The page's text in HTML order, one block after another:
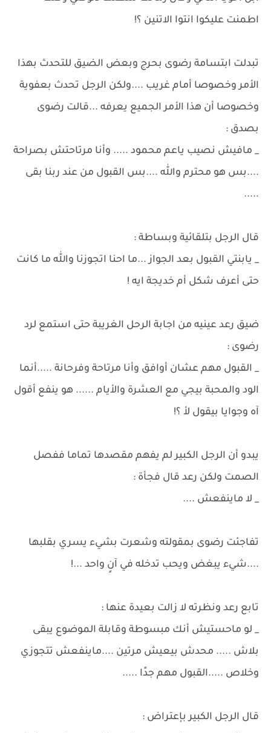
اطمنت عليكوا انتوا الاتنين ؟!
تبدلت ابتسامة رضوى بحرج وبعض الضيق للتحدث بهذا
الأمر وخصوصا أمام غريب ....ولكن الرجل تحدث بعفوية
وخصوصا أن هذا الأمر الجميع يعرفه ...قالت رضوى
بصدق :
_ مافيش نصيب ياعم محمود ..... وأنا مرتاحتش بصراحة
....بس هو محترم والله ....بس القبول من عند ربنا بقى
.....
قال الرجل بتلقائية وبساطة :
_ يابنتي القبول بعد الجواز ...ما احنا اتجوزنا والله ما كانت
حتى أعرف شكل أم خديجة ايه !
ضيق رعد عينيه من اجابة الرحل الغريبة حتى استمع لرد
رضوى :
_ القبول مهم عشان أوافق وأنا مرتاحة وفرحانة .....أنما
الود والمحبة بيجي مع العشرة والأيام ...... هو ينفع أقول
آه وجوايا بيقول لأ ؟!
يبدو أن الرجل الكبير لم يفهم مقصدها تماما ففصل
الصمت ولكن رعد قال فجأة :
_ لا ماينفعش ....
تفاجئت رضوى بمقولته وشعرت بشيء يسري بقلبها
....شيء يبغض ويحب تدخله في آنٍ واحد ...!
تابع رعد ونظرته لا زالت بعيدة عنها :
_ لو ماحستيش أنك مبسوطة وقابلة الموضوع يبقى
بلاش ..... محدش بيعيش مرتين ....ماينفعش تتجوزي
وخلاص .....القبول مهم جدًا .....
قال الرجل الكبير بإعتراض :